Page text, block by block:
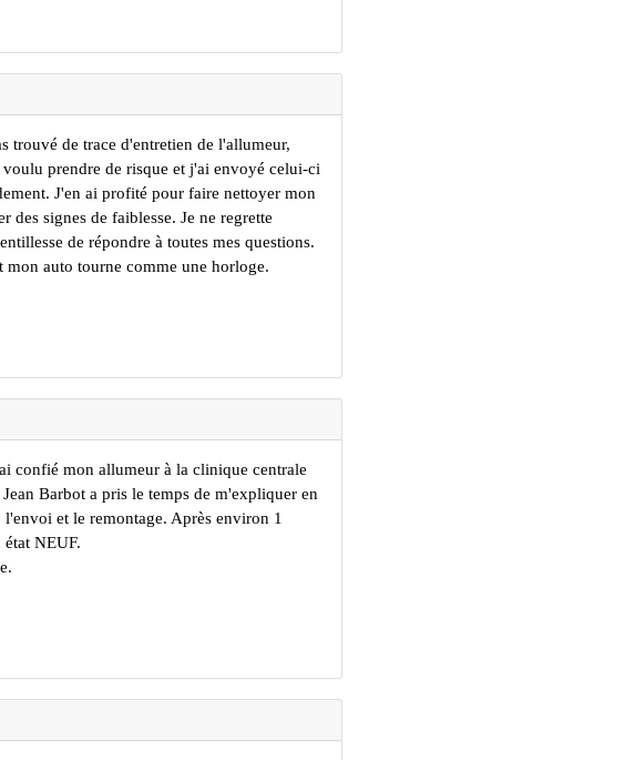
trouvé de trace d'entretien de l'allumeur,
prendre de risque et j'ai envoyé celui-ci
J'en ai profité pour faire nettoyer mon
des signes de faiblesse. Je ne regrette
de répondre à toutes mes questions.
mon auto tourne comme une horloge.
confié mon allumeur à la clinique centrale
Barbot a pris le temps de m'expliquer en
et le remontage. Après environ 1
NEUF.